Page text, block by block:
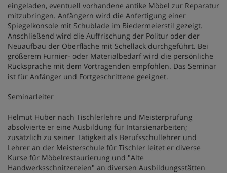
eingeladen, eventuell vorhandene antike Möbel zur Reparatur
mitzubringen. Anfängern wird die Anfertigung einer
Spiegelkonsole mit Schublade im Biedermeierstil gezeigt.
Anschließend wird die Auffrischung der Politur oder der
Neuaufbau der Oberfläche mit Schellack durchgeführt. Bei
größerem Furnier- oder Materialbedarf wird die persönliche
Rücksprache mit dem Vortragenden empfohlen. Das Seminar
ist für Anfänger und Fortgeschrittene geeignet.
Seminarleiter
Helmut Huber nach Tischlerlehre und Meisterprüfung
absolvierte er eine Ausbildung für Intarsienarbeiten;
zusätzlich zu seiner Tätigkeit als Berufsschullehrer und
Lehrer an der Meisterschule für Tischler leitet er diverse
Kurse für Möbelrestaurierung und "Alte
Handwerksschnitzereien" an diversen Ausbildungsstätten